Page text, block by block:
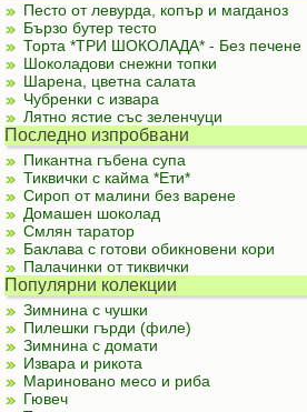
Песто от левурда, копър и магданоз
Бързо бутер тесто
Торта *ТРИ ШОКОЛАДА* - Без печене
Шоколадови снежни топки
Шарена, цветна салата
Чубренки с извара
Лятно ястие със зеленчуци
Последно изпробвани
Пикантна гъбена супа
Тиквички с кайма *Ети*
Сироп от малини без варене
Домашен шоколад
Смлян таратор
Баклава с готови обикновени кори
Палачинки от тиквички
Популярни колекции
Зимнина с чушки
Пилешки гърди (филе)
Зимнина с домати
Извара и рикота
Мариновано месо и риба
Гювеч